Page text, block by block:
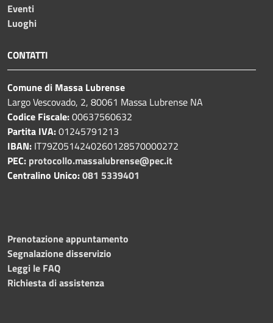
Eventi
Luoghi
CONTATTI
Comune di Massa Lubrense
Largo Vescovado, 2, 80061 Massa Lubrense NA
Codice Fiscale:00637560632
Partita IVA:01245791213
IBAN: IT79Z0514240260128570000272
PEC: protocollo.massalubrense@pec.it
Centralino Unico:081 5339401
Prenotazione appuntamento
Segnalazione disservizio
Leggi le FAQ
Richiesta di assistenza